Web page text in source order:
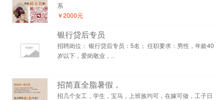
系
￥2000元
银行贷后专员
招聘岗位： 银行贷后专员：5名； 任职要求：男性，年龄40
岁以下，爱岗敬业，..
招简直全脂暑假，
招几个女工，学生，宝马，上班族均可，在嫁可做，工子日